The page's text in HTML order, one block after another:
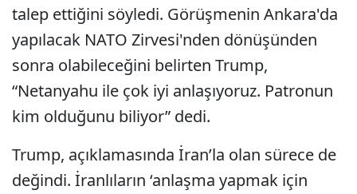
talep ettiğini söyledi. Görüşmenin Ankara'da
yapılacak NATO Zirvesi'nden dönüşünden
sonra olabileceğini belirten Trump,
“Netanyahu ile çok iyi anlaşıyoruz. Patronun
kim olduğunu biliyor” dedi.
Trump, açıklamasında İran’la olan sürece de
değindi. İranlıların ‘anlaşma yapmak için